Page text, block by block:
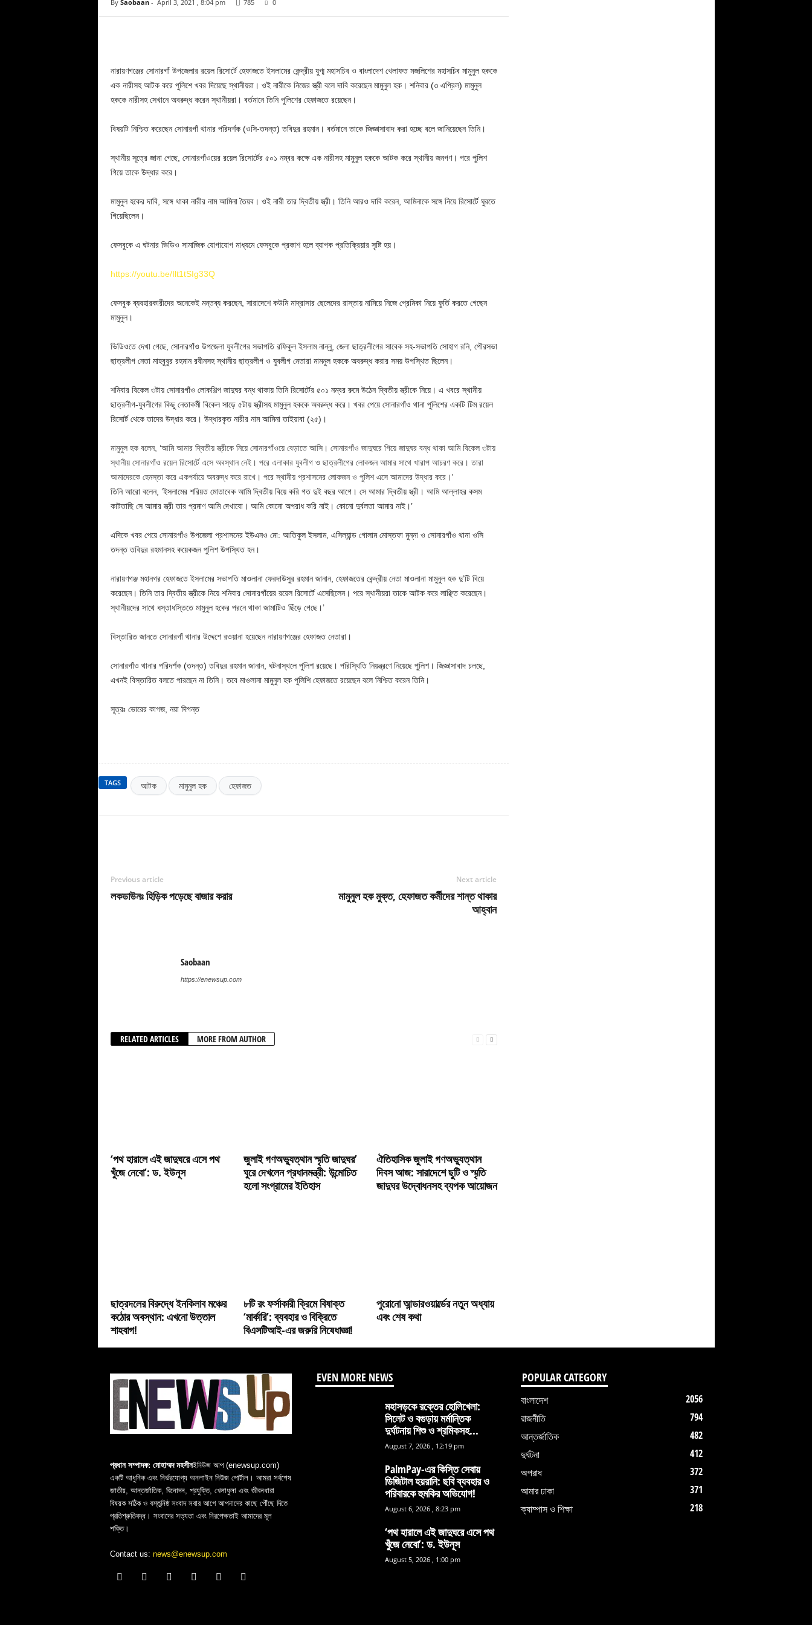
By Saobaan- April 3, 2021 , 8:04 pm 785 0
নারায়ণগঞ্জের সোনারগাঁ উপজেলার রয়েল রিসোর্টে হেফাজতে ইসলামের কেন্দ্রীয় যুগ্ম মহাসচিব ও বাংলাদেশ খেলাফত মজলিশের মহাসচিব মামুনুল হককে
এক নারীসহ আটক করে পুলিশে খবর দিয়েছে স্থানীয়রা। ওই নারীকে নিজের স্ত্রী বলে দাবি করেছেন মামুনুল হক। শনিবার (৩ এপ্রিল) মামুনুল
হককে নারীসহ সেখানে অবরুদ্ধ করেন স্থানীয়রা। বর্তমানে তিনি পুলিশের হেফাজতে রয়েছেন।
বিষয়টি নিশ্চিত করেছেন সোনারগাঁ থানার পরিদর্শক (ওসি-তদন্ত) তবিদুর রহমান। বর্তমানে তাকে জিজ্ঞাসাবাদ করা হচ্ছে বলে জানিয়েছেন তিনি।
স্থানীয় সূত্রে জানা গেছে, সোনারগাঁওয়ের রয়েল রিসোর্টের ৫০১ নম্বর কক্ষে এক নারীসহ মামুনুল হককে আটক করে স্থানীয় জনগণ। পরে পুলিশ
গিয়ে তাকে উদ্ধার করে।
মামুনুল হকের দাবি, সঙ্গে থাকা নারীর নাম আমিনা তৈয়ব। ওই নারী তার দ্বিতীয় স্ত্রী। তিনি আরও দাবি করেন, আমিনাকে সঙ্গে নিয়ে রিসোর্টে ঘুরতে
গিয়েছিলেন।
ফেসবুকে এ ঘটনার ভিডিও সামাজিক যোগাযোগ মাধ্যমে ফেসবুকে প্রকাশ হলে ব্যাপক প্রতিক্রিয়ার সৃষ্টি হয়।
https://youtu.be/Ilt1tSIg33Q
ফেসবুক ব্যবহারকারীদের অনেকেই মন্তব্য করছেন, সারাদেশে কউমি মাদ্রাসার ছেলেদের রাস্তায় নামিয়ে নিজে প্রেমিকা নিয়ে ফুর্তি করতে গেছেন
মামুনুল।
ভিডিওতে দেখা গেছে, সোনারগাঁও উপজেলা যুবলীগের সভাপতি রফিকুল ইসলাম নান্নু, জেলা ছাত্রলীগের সাবেক সহ-সভাপতি সোহাগ রনি, পৌরসভা
ছাত্রলীগ নেতা মাহবুবুর রহমান রবীনসহ স্থানীয় ছাত্রলীগ ও যুবলীগ নেতারা মামনুল হককে অবরুদ্ধ করার সময় উপস্থিত ছিলেন।
শনিবার বিকেল ৩টায় সোনারগাঁও লোকশিল্প জাদুঘর বন্ধ থাকায় তিনি রিসোর্টের ৫০১ নম্বর রুমে উঠেন দ্বিতীয় স্ত্রীকে নিয়ে। এ খবরে স্থানীয়
ছাত্রলীগ-যুবলীগের কিছু নেতাকর্মী বিকেল সাড়ে ৫টায় স্ত্রীসহ মামুনুল হককে অবরুদ্ধ করে। খবর পেয়ে সোনারগাঁও থানা পুলিশের একটি টিম রয়েল
রিসোর্ট থেকে তাদের উদ্ধার করে। উদ্ধারকৃত নারীর নাম আমিনা তাইয়াবা (২৫)।
মামুনুল হক বলেন, ‘আমি আমার দ্বিতীয় স্ত্রীকে নিয়ে সোনারগাঁওয়ে বেড়াতে আসি। সোনারগাঁও জাদুঘরে গিয়ে জাদুঘর বন্ধ থাকা আমি বিকেল ৩টায়
স্থানীয় সোনারগাঁও রয়েল রিসোর্টে এসে অবস্থান নেই। পরে এলাকার যুবলীগ ও ছাত্রলীগের লোকজন আমার সাথে খারাপ আচরণ করে। তারা
আমাদেরকে হেনস্তা করে একপর্যায়ে অবরুদ্ধ করে রাখে। পরে স্থানীয় প্রশাসনের লোকজন ও পুলিশ এসে আমাদের উদ্ধার করে।’
তিনি আরো বলেন, ‘ইসলামের শরিয়ত মোতাবেক আমি দ্বিতীয় বিয়ে করি গত দুই বছর আগে। সে আমার দ্বিতীয় স্ত্রী। আমি আল্লাহর কসম
কাটতাছি সে আমার স্ত্রী তার প্রমাণ আমি দেখাবো। আমি কোনো অপরাধ করি নাই। কোনো দুর্বলতা আমার নাই।’
এদিকে খবর পেয়ে সোনারগাঁও উপজেলা প্রশাসনের ইউএনও মো: আতিকুল ইসলাম, এসিল্যান্ড গোলাম মোস্তফা মুন্না ও সোনারগাঁও থানা ওসি
তদন্ত তবিদুর রহমানসহ কয়েকজন পুলিশ উপস্থিত হন।
নারায়ণগঞ্জ মহানগর হেফাজতে ইসলামের সভাপতি মাওলানা ফেরদাউসুর রহমান জানান, হেফাজতের কেন্দ্রীয় নেতা মাওলানা মামুনুল হক দু’টি বিয়ে
করেছেন। তিনি তার দ্বিতীয় স্ত্রীকে নিয়ে শনিবার সোনারগাঁয়ের রয়েল রিসোর্টে এসেছিলেন। পরে স্থানীয়রা তাকে আটক করে লাঞ্ছিত করেছেন।
স্থানীয়দের সাথে ধস্তাধস্তিতে মামুনুল হকের পরনে থাকা জামাটিও ছিঁড়ে গেছে।’
বিস্তারিত জানতে সোনারগাঁ থানার উদ্দেশে রওয়ানা হয়েছেন নারায়ণগঞ্জের হেফাজত নেতারা।
সোনারগাঁও থানার পরিদর্শক (তদন্ত) তবিদুর রহমান জানান, ঘটনাস্থলে পুলিশ রয়েছে। পরিস্থিতি নিয়ন্ত্রণে নিয়েছে পুলিশ। জিজ্ঞাসাবাদ চলছে,
এখনই বিস্তারিত বলতে পারছেন না তিনি। তবে মাওলানা মামুনুল হক পুলিশি হেফাজতে রয়েছেন বলে নিশ্চিত করেন তিনি।
সূত্রঃ ভোরের কাগজ, নয়া দিগন্ত
TAGS আটক মামুনুল হক হেফাজত
Previous article
লকডাউনঃ হিড়িক পড়েছে বাজার করার
Next article
মামুনুল হক মুক্ত, হেফাজত কর্মীদের শান্ত থাকার
আহ্বান
Saobaan
https://enewsup.com
RELATED ARTICLES MORE FROM AUTHOR
‘পথ হারালে এই জাদুঘরে এসে পথ
খুঁজে নেবো’: ড. ইউনূস
জুলাই গণঅভ্যুত্থান স্মৃতি জাদুঘর’
ঘুরে দেখলেন প্রধানমন্ত্রী: উন্মোচিত
হলো সংগ্রামের ইতিহাস
ঐতিহাসিক জুলাই গণঅভ্যুত্থান
দিবস আজ: সারাদেশে ছুটি ও স্মৃতি
জাদুঘর উদ্বোধনসহ ব্যপক আয়োজন
ছাত্রদলের বিরুদ্ধে ইনকিলাব মঞ্চের
কঠোর অবস্থান: এখনো উত্তাল
শাহবাগ!
৮টি রং ফর্সাকারী ক্রিমে বিষাক্ত
‘মার্কারি’: ব্যবহার ও বিক্রিতে
বিএসটিআই-এর জরুরি নিষেধাজ্ঞা!
পুরোনো আন্ডারওয়ার্ল্ডের নতুন অধ্যায়
এবং শেষ কথা
প্রধান সম্পাদক: মোহাম্মদ মহসীনইনিউজ আপ (enewsup.com)
একটি আধুনিক এবং নির্ভরযোগ্য অনলাইন নিউজ পোর্টাল। আমরা সর্বশেষ
জাতীয়, আন্তর্জাতিক, বিনোদন, প্রযুক্তি, খেলাধুলা এবং জীবনধারা
বিষয়ক সঠিক ও বস্তুনিষ্ঠ সংবাদ সবার আগে আপনাদের কাছে পৌঁছে দিতে
প্রতিশ্রুতিবদ্ধ। সংবাদের সত্যতা এবং নিরপেক্ষতাই আমাদের মূল
শক্তি।
Contact us: news@enewsup.com
EVEN MORE NEWS
মহাসড়কে রক্তের হোলিখেলা:
সিলেট ও বগুড়ায় মর্মান্তিক
দুর্ঘটনায় শিশু ও শ্রমিকসহ...
August 7, 2026 , 12:19 pm
PalmPay-এর কিস্তি সেবায়
ডিজিটাল হয়রানি: ছবি ব্যবহার ও
পরিবারকে হুমকির অভিযোগ!
August 6, 2026 , 8:23 pm
‘পথ হারালে এই জাদুঘরে এসে পথ
খুঁজে নেবো’: ড. ইউনূস
August 5, 2026 , 1:00 pm
POPULAR CATEGORY
বাংলাদেশ
2056
রাজনীতি
794
আন্তর্জাতিক
482
দুর্ঘটনা
412
অপরাধ
372
আমার ঢাকা
371
ক্যাম্পাস ও শিক্ষা
218